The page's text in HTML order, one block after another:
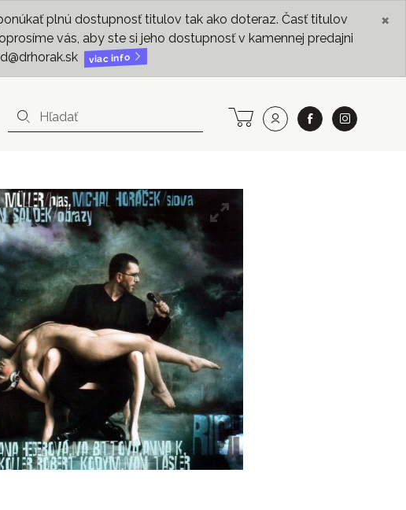
plnú dostupnosť titulov tak ako doteraz. Časť titulov
vás, aby ste si jeho dostupnosť v kamennej predajni
viac info
×